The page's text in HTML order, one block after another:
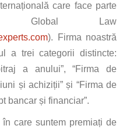
care face parte
Global Law
). Firma noastră
a trei categorii distincte:
a anului”, “Firma de
și achiziții” și “Firma de
bancar și financiar”.
care suntem premiați de